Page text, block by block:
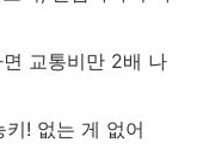
교통비만 2배 나
! 없는 게 없어